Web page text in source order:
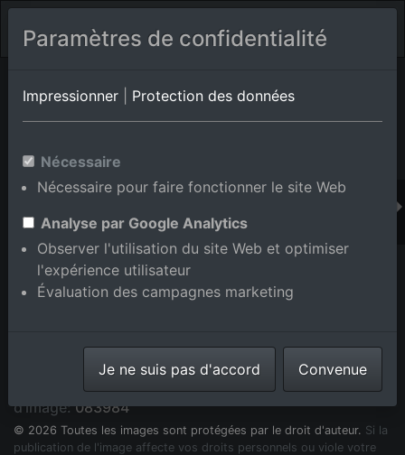
Album de lieux Ettlingen en Bade-Wurtemberg,Allemagne
ETTLIN LUX à Ettlingen dans le département Bade-
Wurtemberg, Allemagneprise le26/07/2015numéro
d'image:083984
© 2026 Toutes les images sont protégées par le droit d'auteur. Si la
publication de l'image affecte vos droits personnels ou viole votre
Paramètres de confidentialité
Impressionner Protection des données
Nécessaire
Nécessaire pour faire fonctionner le site Web
Analyse par Google Analytics
Observer l'utilisation du site Web et optimiser
l'expérience utilisateur
Évaluation des campagnes marketing
Je ne suis pas d'accord Convenue